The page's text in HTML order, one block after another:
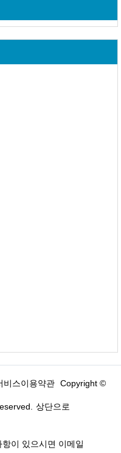
비스이용약관 Copyright ©
상단으로
이 있으시면 이메일